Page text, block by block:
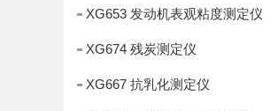
XG653 发动机表观粘度测定仪
XG674 残炭测定仪
XG667 抗乳化测定仪